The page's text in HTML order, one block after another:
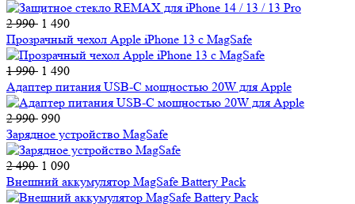
2 990 1 490
Прозрачный чехол Apple iPhone 13 c MagSafe
1 990 1 490
Адаптер питания USB-C мощностью 20W для Apple
2 990 990
Зарядное устройство MagSafe
2 490 1 090
Внешний аккумулятор MagSafe Battery Pack